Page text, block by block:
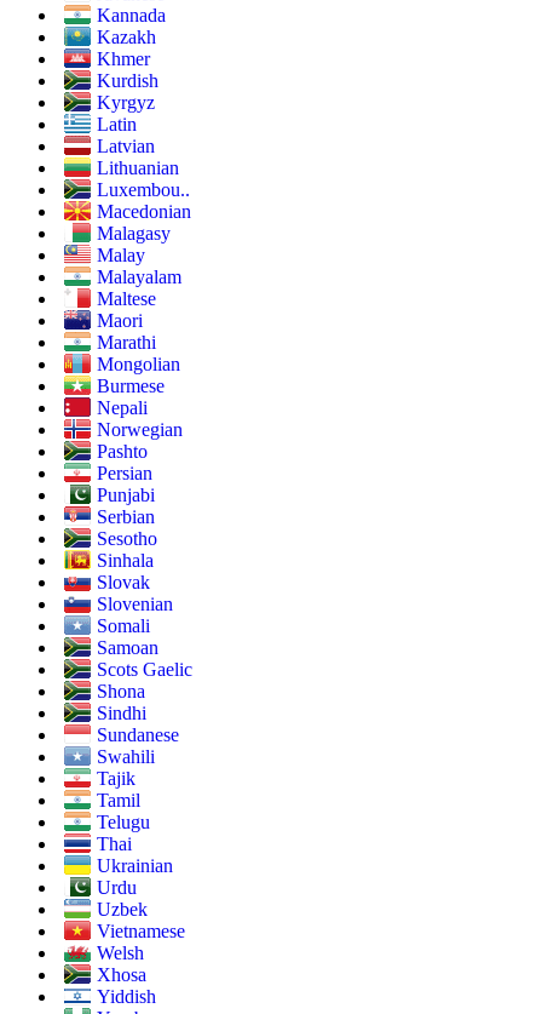
Kannada
Kazakh
Khmer
Kurdish
Kyrgyz
Latin
Latvian
Lithuanian
Luxembou..
Macedonian
Malagasy
Malay
Malayalam
Maltese
Maori
Marathi
Mongolian
Burmese
Nepali
Norwegian
Pashto
Persian
Punjabi
Serbian
Sesotho
Sinhala
Slovak
Slovenian
Somali
Samoan
Scots Gaelic
Shona
Sindhi
Sundanese
Swahili
Tajik
Tamil
Telugu
Thai
Ukrainian
Urdu
Uzbek
Vietnamese
Welsh
Xhosa
Yiddish